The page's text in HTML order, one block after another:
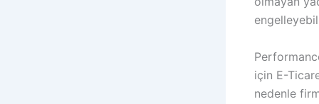
için E-
nedenle